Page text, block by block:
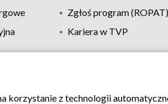
Zgłoś program (ROPAT)
Kariera w TVP
prywatności Moje zgody
korzystanie z technologii